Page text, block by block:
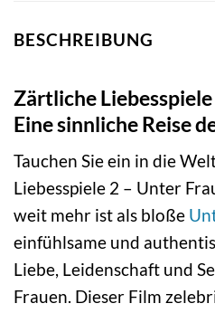
BESCHREIBUNG
Zärtliche
Eine sinnliche Reise
Tauchen Sie ein in die
Liebesspiele 2 – Unter
weit mehr ist als bloße
einfühlsame und
Liebe, Leidenschaft und
Frauen. Dieser Film